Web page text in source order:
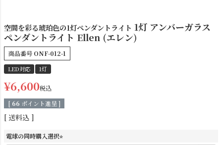
フロアライト
空間を彩る琥珀色の1灯ペンダントライト 1灯 アンバーガラス
ペンダントライト Ellen (エレン)
商品番号 ONF-012-1
LED対応 1灯
¥6,600税込
[ 66 ポイント進呈 ]
送料込
電球の同時購入選択